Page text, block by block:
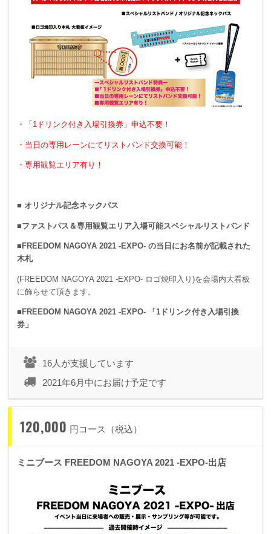
・「1ドリンク付き入場引換券」申込不要！
・当日の専用レーンにてリストバンド交換可能！
・専用観覧エリア有り！
■ オリジナル記念ネックパス
■ファストパス＆専用観覧エリア入場可能スペシャルリストバンド
■FREEDOM NAGOYA 2021 -EXPO- の当日にお名前が記載された
木札
(FREEDOM NAGOYA 2021 -EXPO- ロゴ焼印入り)を会場内大看板
に飾らせて頂きます。
■FREEDOM NAGOYA 2021 -EXPO- 「1ドリンク付き入場引換
券」
16人が支援しています
2021年6月中にお届け予定です
120,000 円コース（税込）
ミニブース FREEDOM NAGOYA 2021 -EXPO-出店